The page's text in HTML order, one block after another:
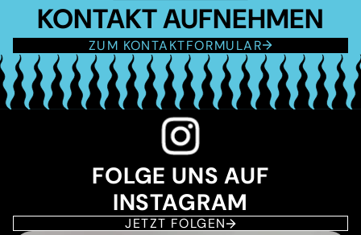
KONTAKT AUFNEHMEN
ZUM KONTAKTFORMULAR
FOLGE UNS AUF
INSTAGRAM
JETZT FOLGEN